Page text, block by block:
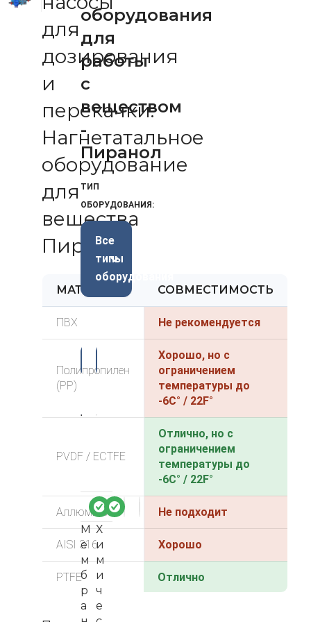
для
дозирования
и
перекачки.
Нагнетатальное
оборудование
для
вещества
Пиранол
МАТЕРИАЛ СОВМЕСТИМОСТЬ
ПВХ Не рекомендуется
Полипропилен
(PP)
Хорошо, но с
ограничением
температуры до
-6C° / 22F°
PVDF / ECTFE
Отлично, но с
ограничением
температуры до
-6C° / 22F°
Аллюминий Не подходит
AISI 316 Хорошо
PTFE Отлично
оборудования
для
работы
с
веществом
-
Пиранол
ТИП
ОБОРУДОВАНИЯ:
Все
типы
оборудования
-3
3%
М
е
м
б
р
а
4%
Х
и
м
и
ч
е